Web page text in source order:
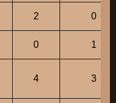
2 0
0 1
4 3